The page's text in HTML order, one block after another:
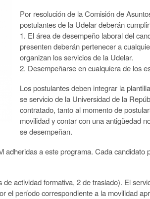
Por resolución de la Comisión de
postulantes de la Udelardeberán
1. El área de desempeño laboral del
presentendeberán pertenecer a
organizan los servicios de la Udelar.
2. Desempeñarse en cualquiera de los
Los postulantes deben integrar la
se servicio de la Universidad de la
contratado, tanto al momento de
movilidad y contar con una antigüedad
se desempeñan.
adheridas a esteprograma. Cada candidato
de actividad formativa, 2 de traslado). El
el período correspondiente a la movilidad